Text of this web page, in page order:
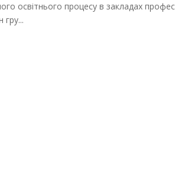
освітнього процесу в закладах
гру...